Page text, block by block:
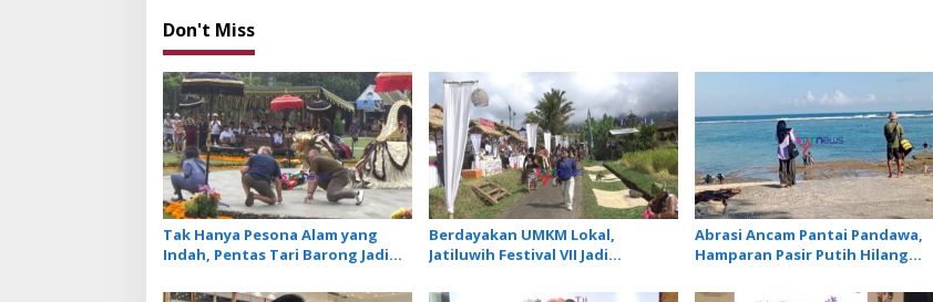
Don't Miss
Tak Hanya Pesona Alam yang
Indah, Pentas Tari Barong Jadi
Beratan saat Musim Libur
Berdayakan UMKM Lokal,
Jatiluwih Festival VII Jadi
Abrasi Ancam Pantai Pandawa,
Hamparan Pasir Putih Hilang